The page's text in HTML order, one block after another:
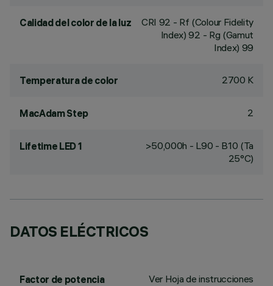
Calidad del color de la luz CRI 92 - Rf (Colour Fidelity
Index) 92 - Rg (Gamut
Index) 99
Temperatura de color 2700 K
MacAdam Step 2
Lifetime LED 1
>50,000h - L90 - B10 (Ta
25°C)
DATOS ELÉCTRICOS
Factor de potencia Ver Hoja de instrucciones